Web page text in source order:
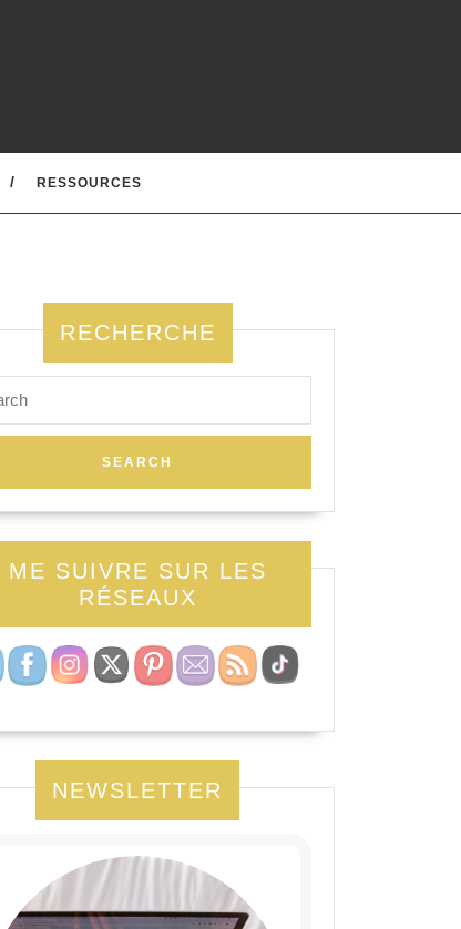
RESSOURCES
RECHERCHE
ME SUIVRE SUR LES
RÉSEAUX
NEWSLETTER